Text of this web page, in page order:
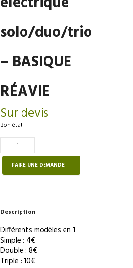
solo/duo/trio
– BASIQUE
RÉAVIE
Sur devis
Bon état
Quantité
de
électrique
RÉAVIE
FAIRE UNE DEMANDE
Description
Différents modèles en 1
Simple : 4€
Double : 8€
Triple : 10€